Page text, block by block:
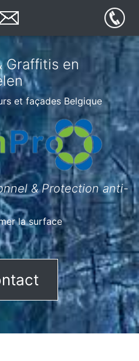
Graffitis en
et façades Belgique
& Protection anti-
la surface